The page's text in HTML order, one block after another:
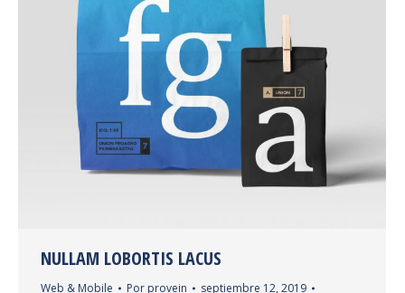
NULLAM LOBORTIS LACUS
Web & Mobile Por provein septiembre 12, 2019